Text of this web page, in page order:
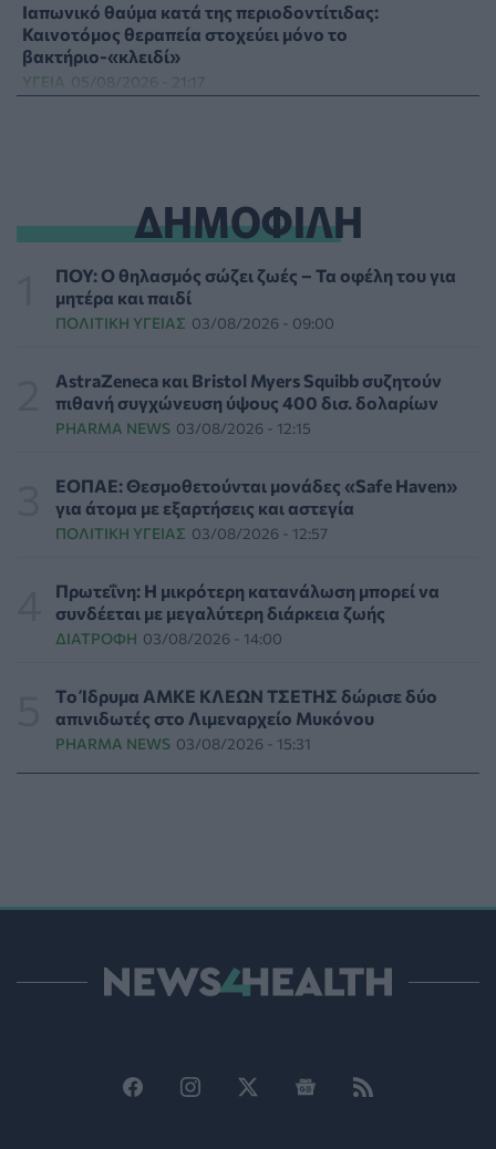
Ιαπωνικό θαύμα κατά της περιοδοντίτιδας:
Καινοτόμος θεραπεία στοχεύει μόνο το
βακτήριο-«κλειδί»
ΥΓΕΊΑ 05/08/2026 - 21:17
WWF Ελλάς: Περισσότερα από 180.000 στρέμματα
δάσους κάηκαν σε λίγες μόνο μέρες
ΕΠΙΚΑΙΡΌΤΗΤΑ 05/08/2026 - 20:16
διακομιδών στη Στερεά Ελλάδα με τα νέα
ασθενοφόρα»
ΠΟΛΙΤΙΚΉ ΥΓΕΊΑΣ 05/08/2026 - 19:49
Οι πέντε λόγοι για τους οποίους η διατροφή πρέπει να
καθοδηγείται από κλινικό διαιτολόγο
HEALTH TALK 05/08/2026 - 18:59
Ψυχοκοινωνική υποστήριξη στους πυρόπληκτους της
Δυτικής Αττικής από τον ΕΕΣ
ΕΠΙΚΑΙΡΌΤΗΤΑ 05/08/2026 - 18:34
Νέα μελέτη: Η μοναξιά και οι επιπτώσεις της στην
γενική υγεία σε σύγκριση με την κοινωνική
απομόνωση
05/08/2026 - 17:14
ΠΟΛΙΤΙΚΉ ΥΓΕΊΑΣ 05/08/2026 - 16:46
ΔΗΜΟΦΙΛΗ
ΠΟΥ: Ο θηλασμός σώζει ζωές – Τα οφέλη του για
μητέρα και παιδί
ΠΟΛΙΤΙΚΉ ΥΓΕΊΑΣ 03/08/2026 - 09:00
AstraZeneca και Bristol Myers Squibb συζητούν
πιθανή συγχώνευση ύψους 400 δισ. δολαρίων
PHARMA NEWS 03/08/2026 - 12:15
ΕΟΠΑΕ: Θεσμοθετούνται μονάδες «Safe Haven»
για άτομα με εξαρτήσεις και αστεγία
ΠΟΛΙΤΙΚΉ ΥΓΕΊΑΣ 03/08/2026 - 12:57
Πρωτεΐνη: Η μικρότερη κατανάλωση μπορεί να
συνδέεται με μεγαλύτερη διάρκεια ζωής
ΔΙΑΤΡΟΦΉ 03/08/2026 - 14:00
Tο Ίδρυμα ΑΜΚΕ ΚΛΕΩΝ ΤΣΕΤΗΣ δώρισε δύο
απινιδωτές στο Λιμεναρχείο Μυκόνου
PHARMA NEWS 03/08/2026 - 15:31